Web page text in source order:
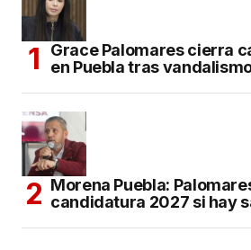
Grace Palomares cierra
en Puebla tras
Morena Puebla:
candidatura 2027 si hay